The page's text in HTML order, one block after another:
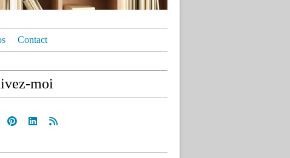
Contact
moi